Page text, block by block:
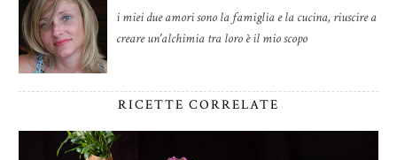
i miei due amori sono la famiglia e la cucina, riuscire a
creare un'alchimia tra loro è il mio scopo
RICETTE CORRELATE